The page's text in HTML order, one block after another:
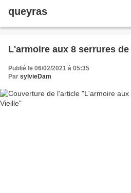
queyras
L'armoire aux 8 serrures
Publié le 06/02/2021 à 05:35
Par sylvieDam